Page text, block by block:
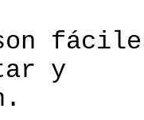
y